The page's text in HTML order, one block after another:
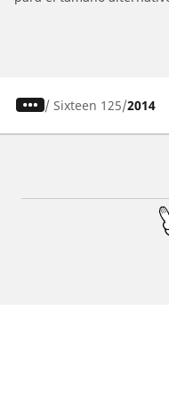
/ Sixteen 125 2014